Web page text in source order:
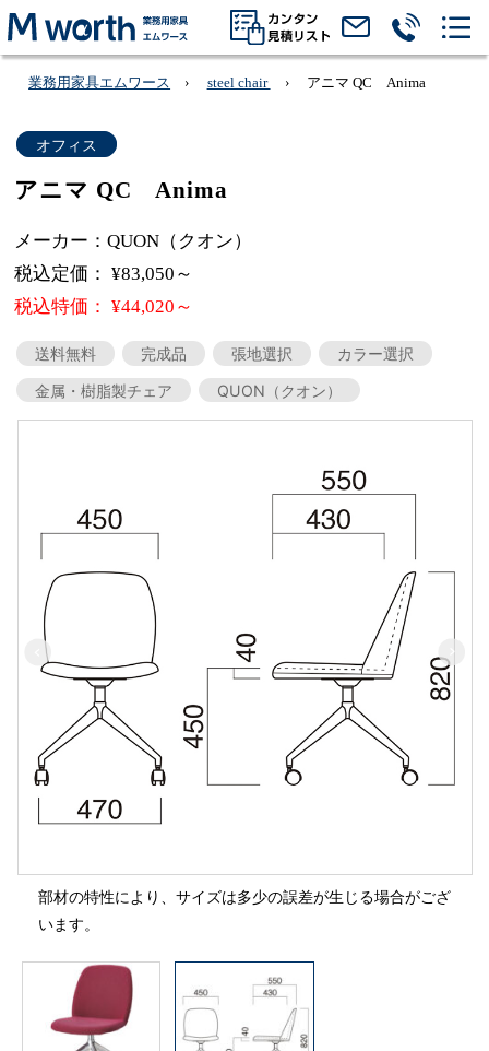
業務用家具エムワース steel chair アニマ QC Anima
オフィス
アニマ QC Anima
メーカー：QUON（クオン）
税込定価： ¥83,050～
税込特価： ¥44,020～
送料無料 完成品 張地選択
カラー選択
金属・樹脂製チェア
QUON（クオン）
部材の特性により、サイズは多少の誤差が生じる場合がござ
います。